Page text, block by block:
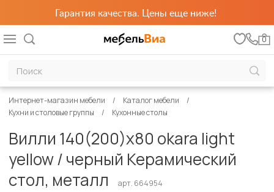
Гарантия качества. Цены еще ниже!
0
Интернет-магазин мебели
Каталог мебели
Кухни и столовые группы
Кухонные столы
Вилли 140(200)х80 okara light
yellow / черный Керамический
стол, металл
арт. 664954